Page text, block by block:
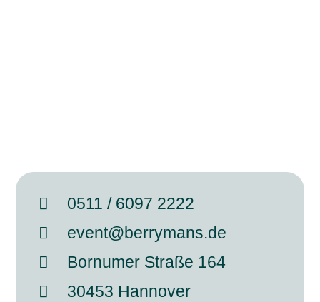
0511 / 6097 2222
event@berrymans.de
Bornumer Straße 164
30453 Hannover